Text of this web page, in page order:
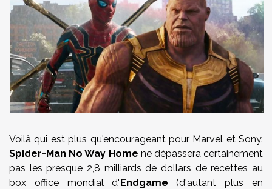
Voilà qui est plus qu'encourageant pour Marvel et Sony.
Spider-Man No Way Home ne dépassera certainement
pas les presque 2,8 milliards de dollars de recettes au
box office mondial d'Endgame (d'autant plus en